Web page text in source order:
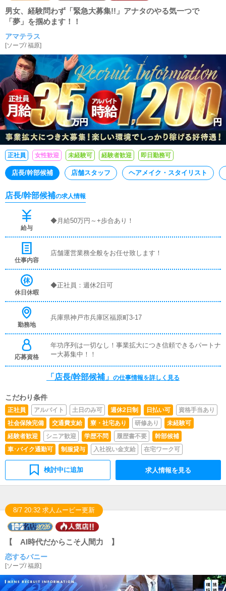
男女、経験問わず「緊急大募集!!」アナタのやる気一つで
「夢」を掴めます！！
アマテラス
[ソープ/福原]
正社員 女性歓迎 未経験可 経験者歓迎 即日勤務可
店長/幹部候補 店舗スタッフ ヘアメイク・スタイリスト
店長/幹部候補の求人情報
給与
◆月給50万円～+歩合あり！
仕事内容
店舗運営業務全般をお任せ致します！
休日休暇
◆正社員：週休2日可
勤務地
兵庫県神戸市兵庫区福原町3-17
応募資格
年功序列は一切なし！事業拡大につき信頼できるパートナ
ー大募集中！！
「店長/幹部候補」 の仕事情報を詳しく見る
こだわり条件
正社員 アルバイト 土日のみ可 週休2日制 日払い可
資格手当あり
社会保険完備
交通費支給 寮・社宅あり 研修あり
未経験可
経験者歓迎
シニア歓迎 学歴不問 履歴書不要
幹部候補
車･バイク通勤可
制服貸与 入社祝い金支給 在宅ワーク可
検討中に追加 求人情報を見る
8/7 20:32 求人ムービー更新
【 AI時代だからこそ人間力 】
恋するバニー
[ソープ/福原]